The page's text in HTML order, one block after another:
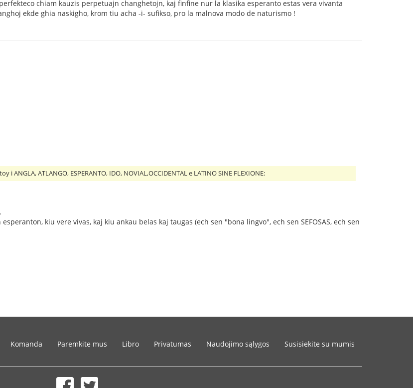
chiam kauzis perpetuajn changhetojn, kaj finfine nur la klasika esperanto estas vera vivanta
ekde ghia naskigho, krom tiu acha -i- sufikso, pro la malnova modo de naturismo !
ANGLA, ATLANGO, ESPERANTO, IDO, NOVIAL,OCCIDENTAL e LATINO SINE FLEXIONE:
kiu vere vivas, kaj kiu ankau belas kaj taugas (ech sen "bona lingvo", ech sen SEFOSAS, ech sen
Komanda Paremkite mus Libro Privatumas Naudojimo sąlygos Susisiekite su mumis